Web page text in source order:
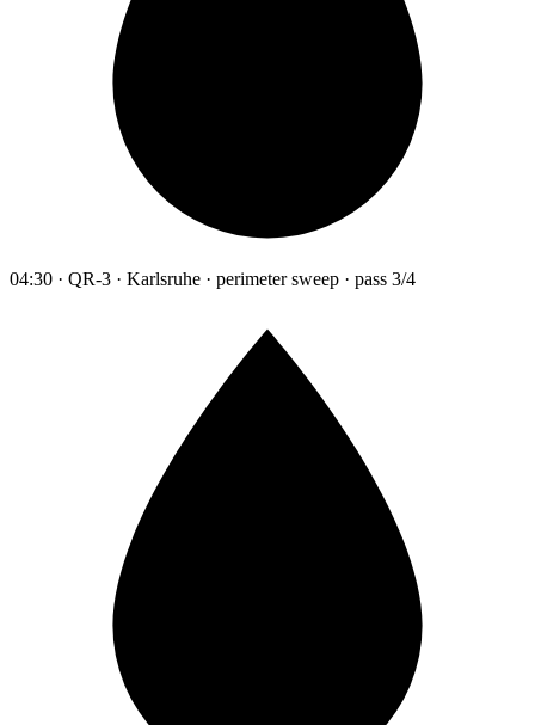
04:30 · QR-3 · Karlsruhe · perimeter sweep · pass 3/4